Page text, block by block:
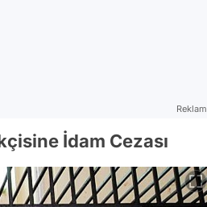
Reklam
İdam Cezası